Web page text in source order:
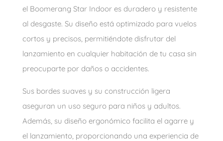
el Boomerang Star Indoor es duradero y resistente
al desgaste. Su diseño está optimizado para vuelos
cortos y precisos, permitiéndote disfrutar del
lanzamiento en cualquier habitación de tu casa sin
preocuparte por daños o accidentes.
Sus bordes suaves y su construcción ligera
aseguran un uso seguro para niños y adultos.
Además, su diseño ergonómico facilita el agarre y
el lanzamiento, proporcionando una experiencia de